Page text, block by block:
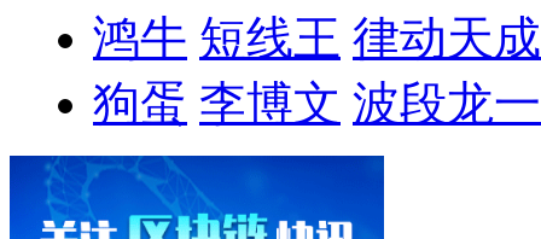
鸿牛 短线王 律动天成
狗蛋 李博文 波段龙一